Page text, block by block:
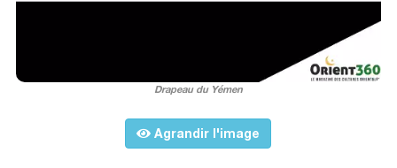
Drapeau du Yémen
Agrandir l'image